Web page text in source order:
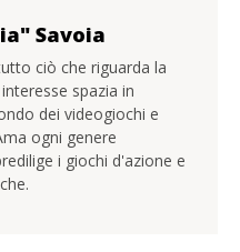
Savoia
ciò che riguarda la
spazia in
dei videogiochi e
ogni genere
i giochi d'azione e